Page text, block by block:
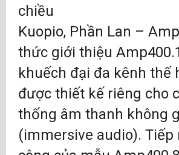
chiều
Kuopio, Phần Lan –
thức giới thiệu
khuếch đại đa kênh thế
được thiết kế riêng cho
thống âm thanh không
(immersive audio). Tiếp